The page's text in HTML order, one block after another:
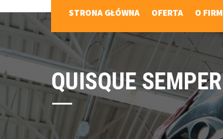
STRONA GŁÓWNA OFERTA O
QUISQUE SEMPER